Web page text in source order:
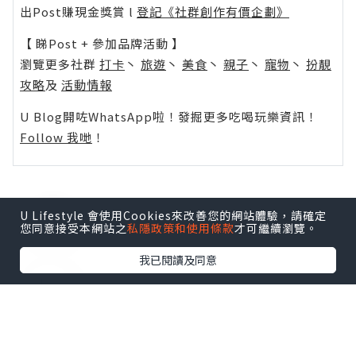
出Post賺現金獎賞 l 登記《社群創作有價企劃》
【 睇Post + 參加品牌活動 】
瀏覽更多社群 打卡 丶 旅遊 丶 美食 丶 親子 丶 寵物 丶 扮靚
攻略及 活動情報
U Blog開咗WhatsApp啦！發掘更多吃喝玩樂資訊！
Follow 我哋 ！
0個讚好
收藏
U Lifestyle 會使用Cookies來改善您的網站體驗，請確定
您同意接受本網站之私隱政策和使用條款才可繼續瀏覽。
我已閱讀及同意